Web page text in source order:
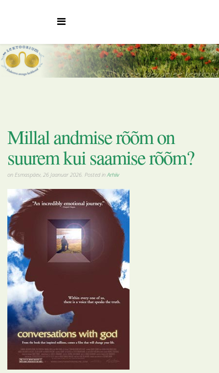
Millal andmise rõõm on
suurem kui saamise rõõm?
on Esmaspäev, 26 Jaanuar 2026. Posted inArhiiv